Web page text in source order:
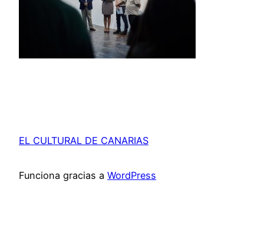
EL CULTURAL DE CANARIAS
Funciona gracias a WordPress